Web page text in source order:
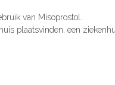
van Misoprostol.
plaatsvinden, een